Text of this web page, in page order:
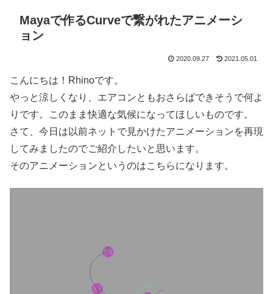
Mayaで作るCurveで繋がれたアニメーシ
ョン
2020.09.27 2021.05.01
こんにちは！Rhinoです。
やっと涼しくなり、エアコンともおさらばできそうで何よ
りです。このまま快適な気候になってほしいものです。
さて、今日は以前ネットで見かけたアニメーションを再現
してみましたのでご紹介したいと思います。
そのアニメーションというのはこちらになります。